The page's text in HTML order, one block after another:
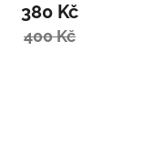
380 Kč
400 Kč